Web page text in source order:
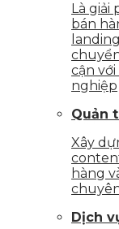
Là
bán
cận
nghiệp
Quản
Xây
hàng
Dịch